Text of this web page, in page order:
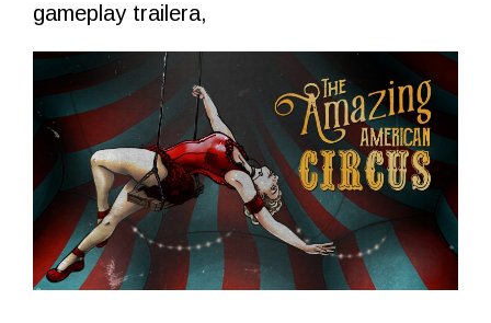
gameplay trailera,